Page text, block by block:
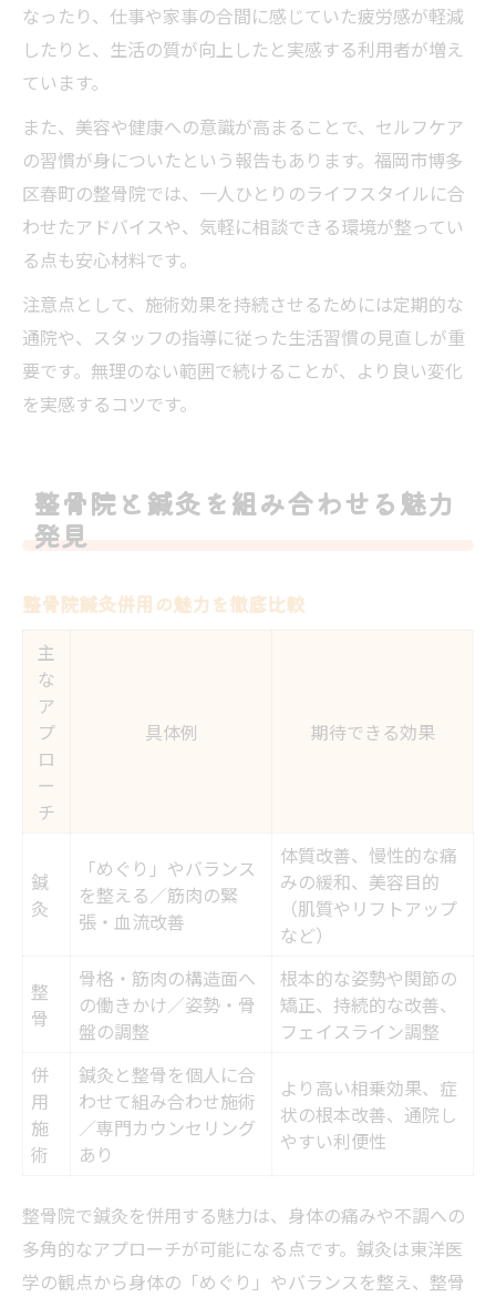
なったり、仕事や家事の合間に感じていた疲労感が軽減
したりと、生活の質が向上したと実感する利用者が増え
ています。
また、美容や健康への意識が高まることで、セルフケア
の習慣が身についたという報告もあります。福岡市博多
区春町の整骨院では、一人ひとりのライフスタイルに合
わせたアドバイスや、気軽に相談できる環境が整ってい
る点も安心材料です。
注意点として、施術効果を持続させるためには定期的な
通院や、スタッフの指導に従った生活習慣の見直しが重
要です。無理のない範囲で続けることが、より良い変化
を実感するコツです。
整骨院と鍼灸を組み合わせる魅力
発見
整骨院鍼灸併用の魅力を徹底比較
主
な
ア
プ
ロ
ー
チ
具体例 期待できる効果
鍼
灸
「めぐり」やバランス
を整える／筋肉の緊
張・血流改善
体質改善、慢性的な痛
みの緩和、美容目的
（肌質やリフトアップ
など）
整
骨
骨格・筋肉の構造面へ
の働きかけ／姿勢・骨
盤の調整
根本的な姿勢や関節の
矯正、持続的な改善、
フェイスライン調整
併
用
施
術
鍼灸と整骨を個人に合
わせて組み合わせ施術
／専門カウンセリング
あり
より高い相乗効果、症
状の根本改善、通院し
やすい利便性
整骨院で鍼灸を併用する魅力は、身体の痛みや不調への
多角的なアプローチが可能になる点です。鍼灸は東洋医
学の観点から身体の「めぐり」やバランスを整え、整骨